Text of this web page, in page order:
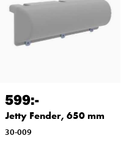
599:-
Jetty Fender, 650 mm
30-009